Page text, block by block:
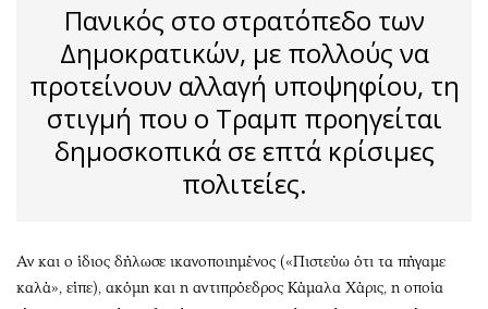
Πανικός στο στρατόπεδο των
Δημοκρατικών, με πολλούς να
προτείνουν αλλαγή υποψηφίου, τη
στιγμή που ο Τραμπ προηγείται
δημοσκοπικά σε επτά κρίσιμες
πολιτείες.
Αν και ο ίδιος δήλωσε ικανοποιημένος («Πιστεύω ότι τα πήγαμε
καλά», είπε), ακόμη και η αντιπρόεδρος Κάμαλα Χάρις, η οποία